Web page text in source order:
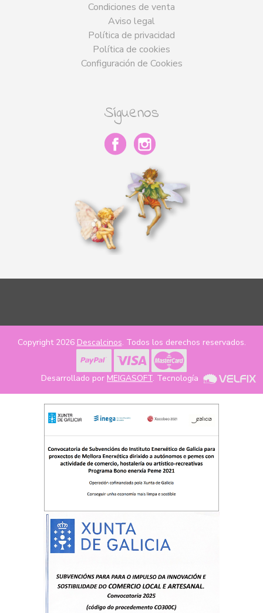
Condiciones de venta
Aviso legal
Política de privacidad
Política de cookies
Configuración de Cookies
Síguenos
Copyright 2026 Descalcinos. Todos los derechos reservados.
Desarrollado por MEIGASOFT. Tecnología